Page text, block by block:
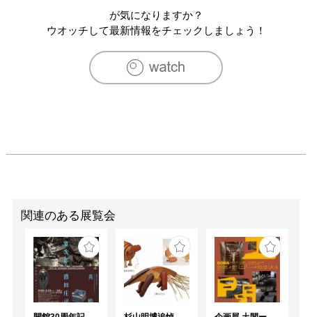
が気になりますか？
ウオッチして最新情報をチェックしましょう！
関連のある展覧会